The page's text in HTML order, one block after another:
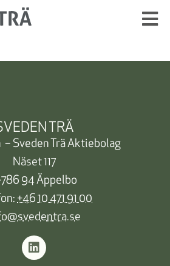
TRÄ
– Sveden Trä Aktiebolag
Näset 117
786 94 Äppelbo
+46 10 471 91 00